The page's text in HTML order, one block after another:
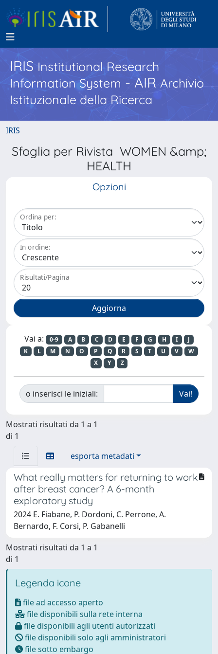
IRISInstitutional Research
Information System - AIR Archivio
Istituzionale della Ricerca
IRIS
Sfoglia per Rivista WOMEN &amp;
HEALTH
Opzioni
Ordina per:
In ordine:
Risultati/Pagina
Vai a: 0-9 A B C D E F G H I
J
K
L M N O P Q R S T U V
W
X
Y Z
o inserisci le iniziali:
Mostrati risultati da 1 a 1
di 1
esporta metadati
What really matters for returning to work
after breast cancer? A 6-month
exploratory study
2024 E. Fiabane, P. Dordoni, C. Perrone, A.
Bernardo, F. Corsi, P. Gabanelli
Mostrati risultati da 1 a 1
di 1
Legenda icone
file ad accesso aperto
file disponibili sulla rete interna
file disponibili agli utenti autorizzati
file disponibili solo agli amministratori
file sotto embargo